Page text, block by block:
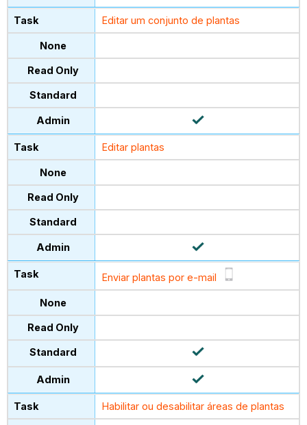
Editar um conjunto de plantas
Editar plantas
Enviar plantas por e-mail
Habilitar ou desabilitar áreas de plantas